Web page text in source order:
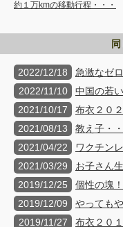
約１万kmの移動行程・・・
2022/12/18
急激なゼ
2022/11/10
中国の若
2021/10/17
布衣２０
2021/08/13
教え子・・
2021/04/22
ワクチン
2021/03/29
お子さん
2019/12/25
個性の塊
2019/12/09
やっても
2019/11/27
布衣２０